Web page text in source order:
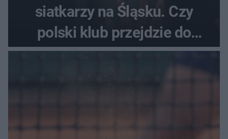
siatkarzy na Śląsku. Czy
polski klub przejdzie do
historii